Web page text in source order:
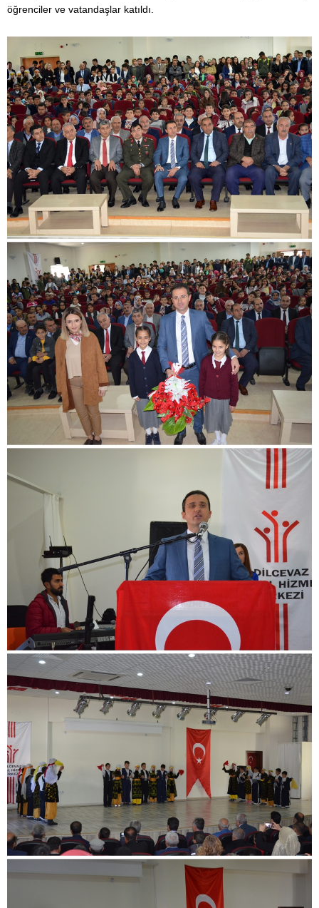
öğrenciler ve vatandaşlar katıldı.